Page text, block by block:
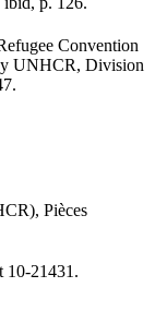
Convention
UNHCR, Division
Pièces
10-21431.